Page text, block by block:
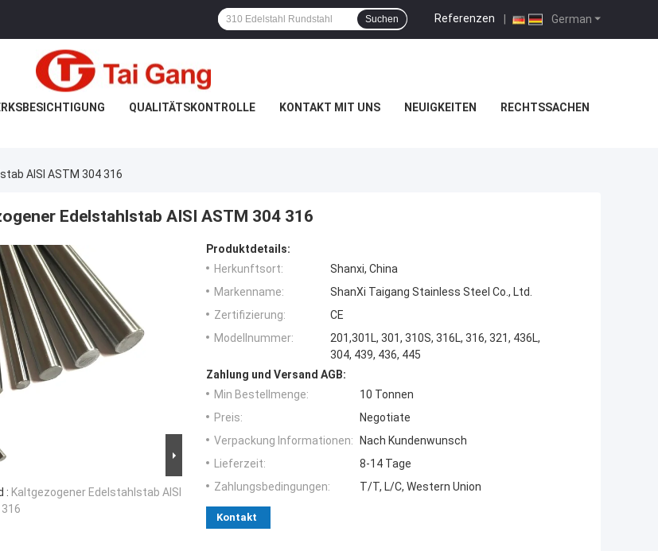
German
Referenzen |
Suchen
QUALITÄTSKONTROLLE KONTAKT MIT UNS NEUIGKEITEN RECHTSSACHEN
AISI ASTM 304 316
Edelstahlstab AISI ASTM 304 316
: Kaltgezogener Edelstahlstab AISI
Produktdetails:
Herkunftsort:
Shanxi, China
Markenname:
ShanXi Taigang Stainless Steel Co., Ltd.
Zertifizierung:
CE
Modellnummer:
201,301L, 301, 310S, 316L, 316, 321, 436L,
304, 439, 436, 445
Zahlung und Versand AGB:
Min Bestellmenge:
10 Tonnen
Preis:
Negotiate
Verpackung Informationen:
Nach Kundenwunsch
Lieferzeit:
8-14 Tage
Zahlungsbedingungen:
T/T, L/C, Western Union
Kontakt